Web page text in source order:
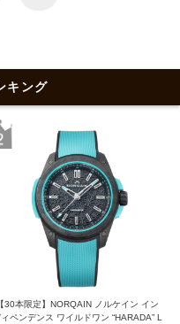
キング
【30本限定】NORQAIN ノルケイン イン
ペンデンス ワイルドワン “HARADA” L